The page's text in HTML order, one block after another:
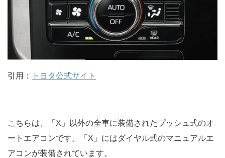
引用： トヨタ公式サイト
こちらは、「X」以外の全車に装備されたプッシュ式のオ
ートエアコンです。「X」にはダイヤル式のマニュアルエ
アコンが装備されています。